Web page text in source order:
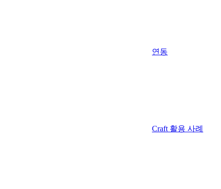
연동
Craft 활용 사례